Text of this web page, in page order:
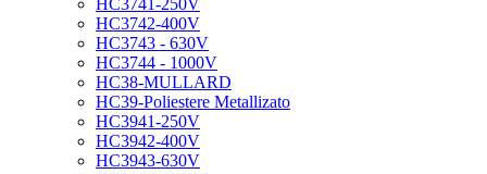
HC3741-250V
HC3742-400V
HC3743 - 630V
HC3744 - 1000V
HC38-MULLARD
HC39-Poliestere Metallizato
HC3941-250V
HC3942-400V
HC3943-630V